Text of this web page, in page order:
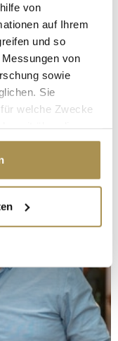
von
auf Ihrem
und so
von
sowie
Sie
welche Zwecke
auf das Privacy
Lage
genau sein
identifizieren
Daten
Präferenzen im